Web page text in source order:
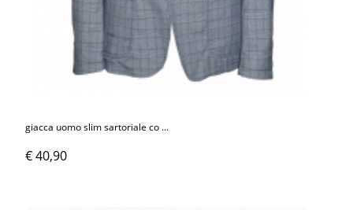
giacca uomo slim sartoriale co ...
€ 40,90